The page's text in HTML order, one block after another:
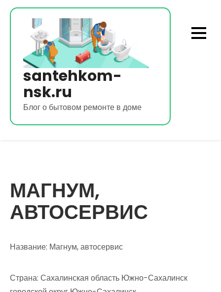
Перейти
содержимому
santehkom-
nsk.ru
Блог о бытовом ремонте в доме
МАГНУМ,
АВТОСЕРВИС
Название: Магнум, автосервис
Страна: Сахалинская область Южно-Сахалинск